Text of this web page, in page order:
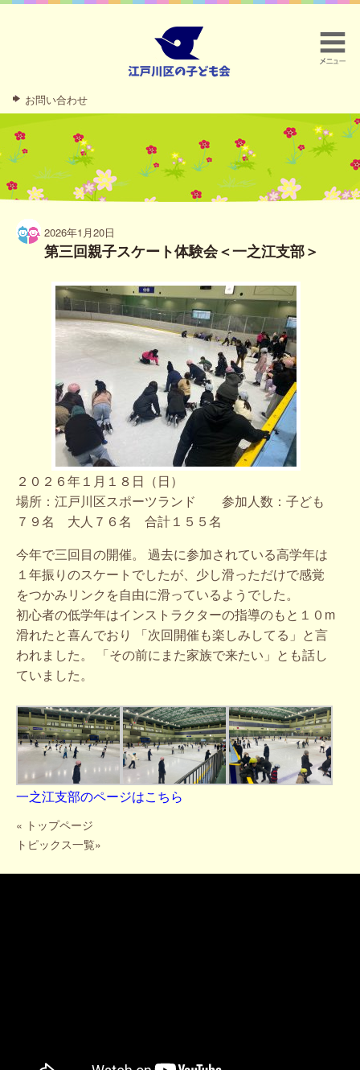
お問い合わせ
2026年1月20日
第三回親子スケート体験会＜一之江支部＞
２０２６年１月１８日（日）
場所：江戸川区スポーツランド 参加人数：子ども
７９名 大人７６名 合計１５５名
今年で三回目の開催。 過去に参加されている高学年は
１年振りのスケートでしたが、少し滑っただけで感覚
をつかみリンクを自由に滑っているようでした。
初心者の低学年はインストラクターの指導のもと１０m
滑れたと喜んでおり 「次回開催も楽しみしてる」と言
われました。 「その前にまた家族で来たい」とも話し
ていました。
一之江支部のページはこちら
« トップページ
トピックス一覧»